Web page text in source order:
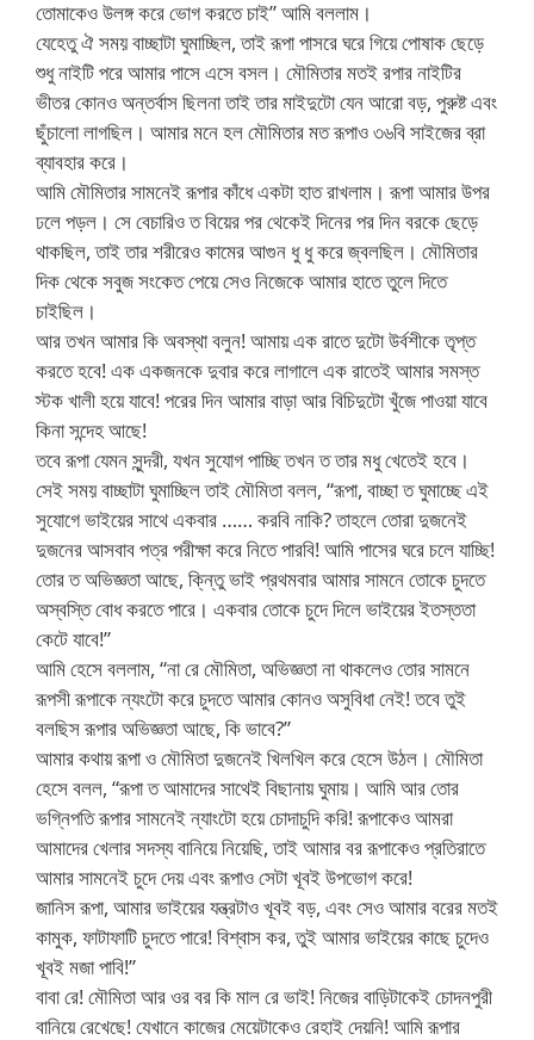
তোমাকেও উলঙ্গ করে ভোগ করতে চাই” আমি বললাম।
যেহেতু ঐ সময় বাচ্ছাটা ঘুমাচ্ছিল, তাই রূপা পাসরে ঘরে গিয়ে পোষাক ছেড়ে
শুধু নাইটি পরে আমার পাসে এসে বসল। মৌমিতার মতই রপার নাইটির
ভীতর কোনও অন্তর্বাস ছিলনা তাই তার মাইদুটো যেন আরো বড়, পুরুষ্ট এবং
ছুঁচালো লাগছিল। আমার মনে হল মৌমিতার মত রূপাও ৩৬বি সাইজের ব্রা
ব্যাবহার করে।
আমি মৌমিতার সামনেই রূপার কাঁধে একটা হাত রাখলাম। রূপা আমার উপর
ঢলে পড়ল। সে বেচারিও ত বিয়ের পর থেকেই দিনের পর দিন বরকে ছেড়ে
থাকছিল, তাই তার শরীরেও কামের আগুন ধু ধু করে জ্বলছিল। মৌমিতার
দিক থেকে সবুজ সংকেত পেয়ে সেও নিজেকে আমার হাতে তুলে দিতে
চাইছিল।
আর তখন আমার কি অবস্থা বলুন! আমায় এক রাতে দুটো উর্বশীকে তৃপ্ত
করতে হবে! এক একজনকে দুবার করে লাগালে এক রাতেই আমার সমস্ত
স্টক খালী হয়ে যাবে! পরের দিন আমার বাড়া আর বিচিদুটো খুঁজে পাওয়া যাবে
কিনা সন্দেহ আছে!
তবে রূপা যেমন সুন্দরী, যখন সুযোগ পাচ্ছি তখন ত তার মধু খেতেই হবে।
সেই সময় বাচ্ছাটা ঘুমাচ্ছিল তাই মৌমিতা বলল, “রূপা, বাচ্ছা ত ঘুমাচ্ছে এই
সুযোগে ভাইয়ের সাথে একবার …… করবি নাকি? তাহলে তোরা দুজনেই
দুজনের আসবাব পত্র পরীক্ষা করে নিতে পারবি! আমি পাসের ঘরে চলে যাচ্ছি!
তোর ত অভিজ্ঞতা আছে, কি্ন্তু ভাই প্রথমবার আমার সামনে তোকে চুদতে
অস্বস্তি বোধ করতে পারে। একবার তোকে চুদে দিলে ভাইয়ের ইতস্ততা
কেটে যাবে!”
আমি হেসে বললাম, “না রে মৌমিতা, অভিজ্ঞতা না থাকলেও তোর সামনে
রূপসী রূপাকে ন্যংটো করে চুদতে আমার কোনও অসুবিধা নেই! তবে তুই
বলছিস রূপার অভিজ্ঞতা আছে, কি ভাবে?”
আমার কথায় রূপা ও মৌমিতা দুজনেই খিলখিল করে হেসে উঠল। মৌমিতা
হেসে বলল, “রূপা ত আমাদের সাথেই বিছানায় ঘুমায়। আমি আর তোর
ভগ্নিপতি রূপার সামনেই ন্যাংটো হয়ে চোদাচুদি করি! রূপাকেও আমরা
আমাদের খেলার সদস্য বানিয়ে নিয়েছি, তাই আমার বর রূপাকেও প্রতিরাতে
আমার সামনেই চুদে দেয় এবং রূপাও সেটা খূবই উপভোগ করে!
জানিস রূপা, আমার ভাইয়ের যন্ত্রটাও খূবই বড়, এবং সেও আমার বরের মতই
কামুক, ফাটাফাটি চুদতে পারে! বিশ্বাস কর, তুই আমার ভাইয়ের কাছে চুদেও
খূবই মজা পাবি!”
বাবা রে! মৌমিতা আর ওর বর কি মাল রে ভাই! নিজের বাড়িটাকেই চোদনপুরী
বানিয়ে রেখেছে! যেখানে কাজের মেয়েটাকেও রেহাই দেয়নি! আমি রূপার